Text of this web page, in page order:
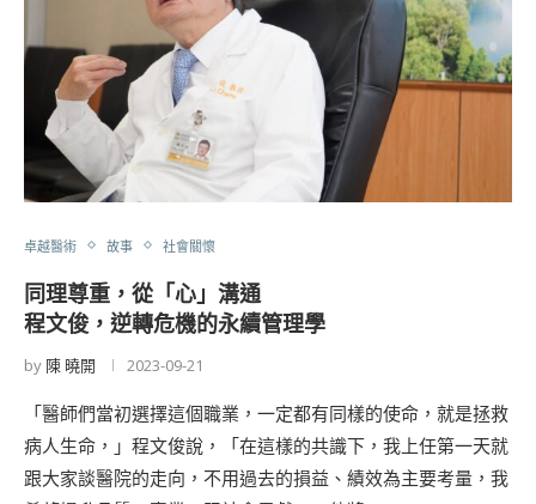
卓越醫術 故事 社會關懷
同理尊重，從「心」溝通
程文俊，逆轉危機的永續管理學
by 陳 曉開 2023-09-21
「醫師們當初選擇這個職業，一定都有同樣的使命，就是拯救
病人生命，」程文俊說，「在這樣的共識下，我上任第一天就
跟大家談醫院的走向，不用過去的損益、績效為主要考量，我